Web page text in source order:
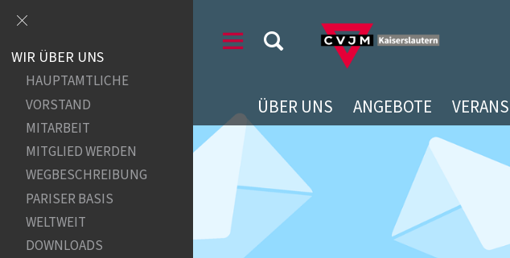
ÜBER UNS ANGEBOTE
WIR ÜBER UNS
HAUPTAMTLICHE
VORSTAND
MITARBEIT
MITGLIED WERDEN
WEGBESCHREIBUNG
PARISER BASIS
WELTWEIT
DOWNLOADS